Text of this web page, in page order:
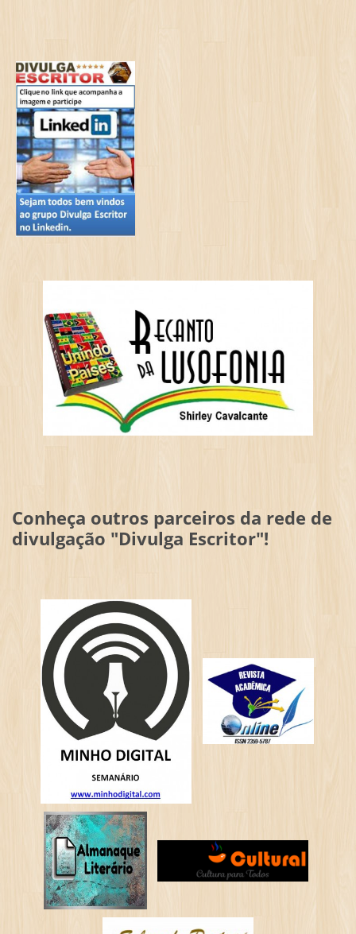
Conheça outros parceiros da rede de
divulgação "Divulga Escritor"!